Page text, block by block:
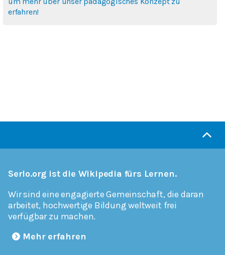
erfahren!
Serlo.org ist die Wikipedia fürs Lernen.
Wir sind eine engagierte Gemeinschaft, die daran
arbeitet, hochwertige Bildung weltweit frei
verfügbar zu machen.
Mehr erfahren